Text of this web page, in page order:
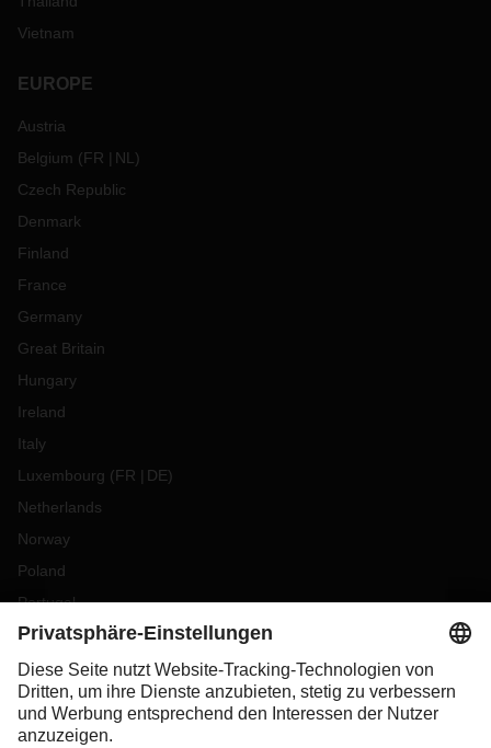
Vietnam
EUROPE
Austria
Belgium (FR NL )
Czech Republic
Denmark
Finland
France
Germany
Great Britain
Hungary
Ireland
Italy
Luxembourg (FR DE)
Netherlands
Norway
Poland
Portugal
Romania
Slovakia
Spain
Sweden